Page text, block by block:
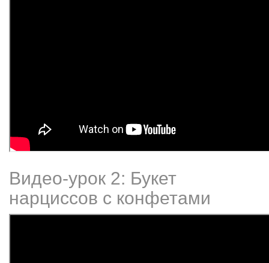
Видео-урок 2: Букет
нарциссов с конфетами